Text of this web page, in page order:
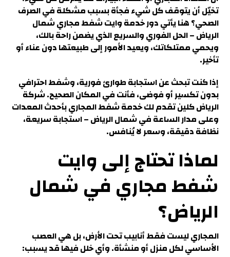
تخيّل أن يتوقف كل شيء فجأة بسبب مشكلة في الصرف
الصحي؟ هنا يأتي دور خدمة وايت شفط مجاري شمال
الرياض – الحل الفوري والسريع الذي يضمن راحة بالك،
ويحمي ممتلكاتك، ويعيد الأمور إلى طبيعتها دون عناء أو
تأخير.
إذا كنت تبحث عن استجابة طوارئ فورية، وشفط احترافي
بدون تكسير أو فوضى، فأنت في المكان الصحيح. شركة
الرياض كلين تقدم لك خدمة شفط المجاري بأحدث المعدات
وعلى مدار الساعة في شمال الرياض – استجابة سريعة،
نظافة دقيقة، وسعر لا يُنافس.
لماذا تحتاج إلى وايت
شفط مجاري في شمال
الرياض؟
المجاري ليست فقط أنابيب تحت الأرض، بل هي العصب
الأساسيلكل منزل أو منشأة. وأي خلل فيها قد يسبب: